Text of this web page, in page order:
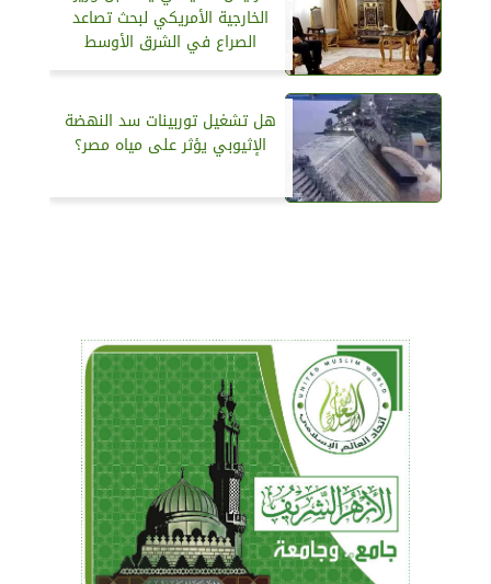
الخارجية الأمريكي لبحث تصاعد
الصراع في الشرق الأوسط
هل تشغيل توربينات سد النهضة
الإثيوبي يؤثر على مياه مصر؟